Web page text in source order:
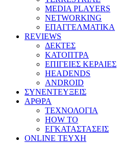
MEDIA PLAYERS
NETWORKING
ΕΠΑΓΓΕΛΜΑΤΙΚΑ
REVIEWS
ΔΕΚΤΕΣ
ΚΑΤΟΠΤΡΑ
ΕΠΙΓΕΙΕΣ ΚΕΡΑΙΕΣ
HEADENDS
ANDROID
ΣΥΝΕΝΤΕΥΞΕΙΣ
ΑΡΘΡΑ
ΤΕΧΝΟΛΟΓΙΑ
HOW TO
ΕΓΚΑΤΑΣΤΑΣΕΙΣ
ONLINE TEYXH